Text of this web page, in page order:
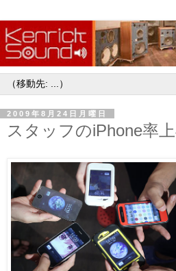
2009年8月24日月曜日
スタッフのiPhone率